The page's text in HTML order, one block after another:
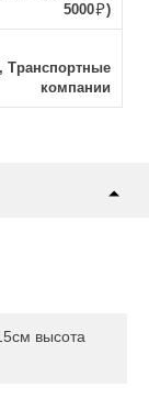
5000
)
Транспортные
компании
высота